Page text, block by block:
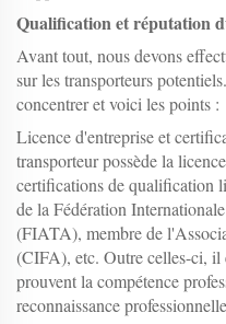
Qualification et réputation
Avant tout, nous devons
sur les transporteurs
concentrer et voici les points :
Licence d'entreprise et
transporteur possède la
certifications de qualification
de la Fédération
(FIATA), membre de
(CIFA), etc. Outre celles-ci, il
prouvent la compétence
reconnaissance